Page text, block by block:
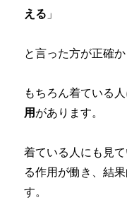
える 」
と言った方が正確か
もちろん着ている
用 があります。
着ている人にも見
る作用が働き、結
す。